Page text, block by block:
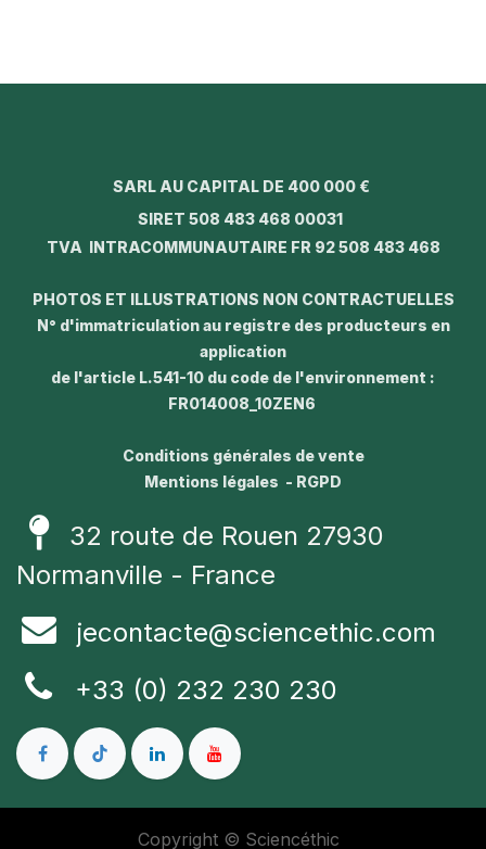
SARL AU CAPITAL DE 400 000 €
SIRET 508 483 468 00031
TVA INTRACOMMUNAUTAIRE FR 92 508 483 468
PHOTOS ET ILLUSTRATIONS NON CONTRACTUELLES
N° d'immatriculation au registre des producteurs en
application
de l'article L.541-10 du code de l'environnement :
FR014008_10ZEN6
Conditions générales de vente
Mentions légales - RGPD
32 route de Rouen 27930
Normanville - France
jecontacte@sciencethic.com
+33 (0) 232 230 230
Copyright © Sciencéthic